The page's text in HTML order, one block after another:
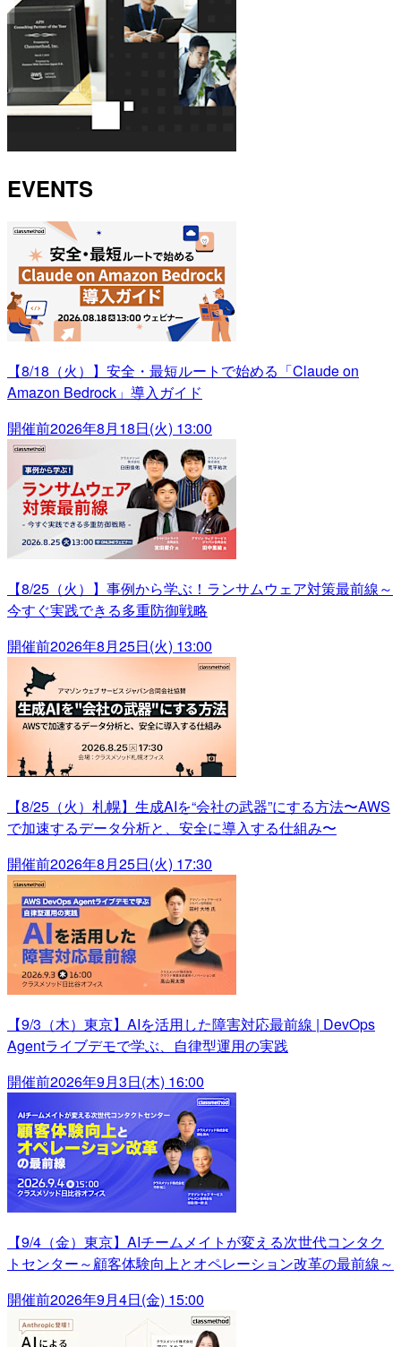
EVENTS
【8/18（火）】安全・最短ルートで始める「Claude on
Amazon Bedrock」導入ガイド
開催前2026年8月18日(火) 13:00
【8/25（火）】事例から学ぶ！ランサムウェア対策最前線～
今すぐ実践できる多重防御戦略
開催前2026年8月25日(火) 13:00
【8/25（火）札幌】生成AIを“会社の武器”にする方法〜AWS
で加速するデータ分析と、安全に導入する仕組み〜
開催前2026年8月25日(火) 17:30
【9/3（木）東京】AIを活用した障害対応最前線 | DevOps
Agentライブデモで学ぶ、自律型運用の実践
開催前2026年9月3日(木) 16:00
【9/4（金）東京】AIチームメイトが変える次世代コンタク
トセンター～顧客体験向上とオペレーション改革の最前線～
開催前2026年9月4日(金) 15:00